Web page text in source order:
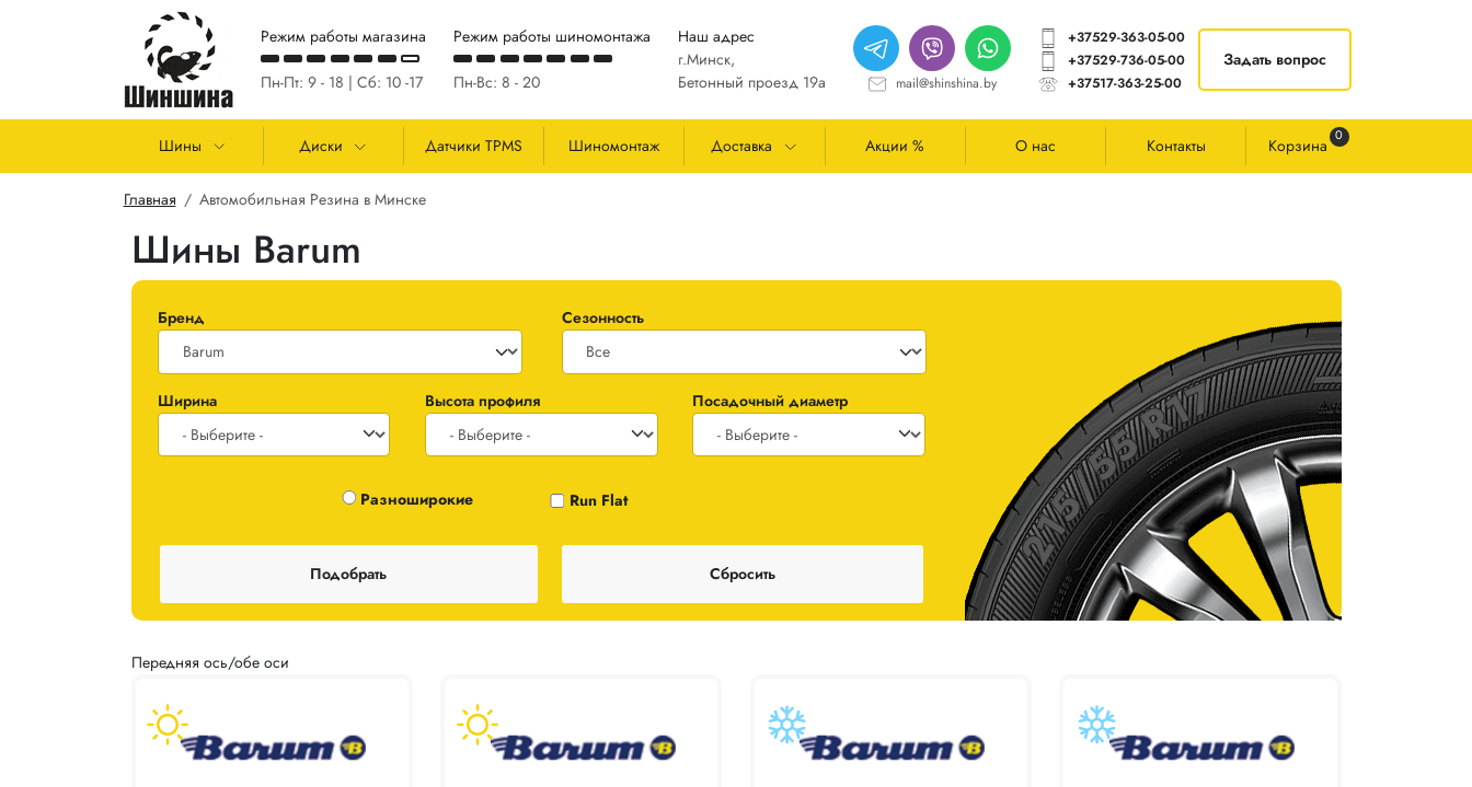
Перейти к основному содержанию
Режим работы магазина
Пн-Пт: 9 - 18 | Сб: 10 -17
Режим работы шиномонтажа
Пн-Вс: 8 - 20
Наш адрес
г.Минск,
Бетонный проезд 19а
mail@shinshina.by
+37529-363-05-00
+37529-736-05-00
+37517-363-25-00
Задать вопрос
Основная навигация
Шины Диски Датчики TPMS Шиномонтаж Доставка Акции % О нас Контакты Корзина 0
Строка навигации
Главная Автомобильная Резина в Минске
Шины Barum
Бренд Сезонность
Ширина Высота профиля Посадочный диаметр
Одноширокие / РазноширокиеРазноширокие Run Flat
Передняя ось/обе оси